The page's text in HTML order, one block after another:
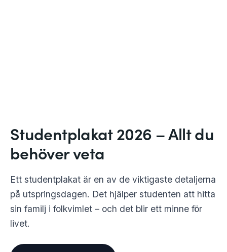
Studentplakat 2026 – Allt du
behöver veta
Ett studentplakat är en av de viktigaste detaljerna
på utspringsdagen. Det hjälper studenten att hitta
sin familj i folkvimlet – och det blir ett minne för
livet.